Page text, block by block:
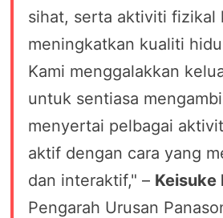
sihat, serta aktiviti fizikal
meningkatkan kualiti
Kami menggalakkan
untuk sentiasa
menyertai pelbagai
aktif dengan cara yang
dan interaktif," – Keisuke
Pengarah Urusan